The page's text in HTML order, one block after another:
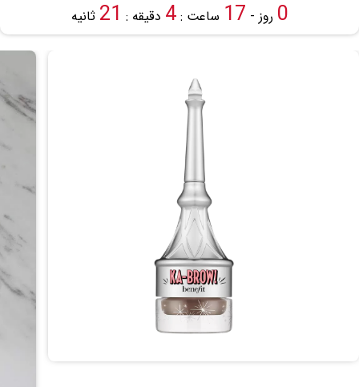
0 روز - 17 ساعت :4 دقیقه : 20 ثانیه